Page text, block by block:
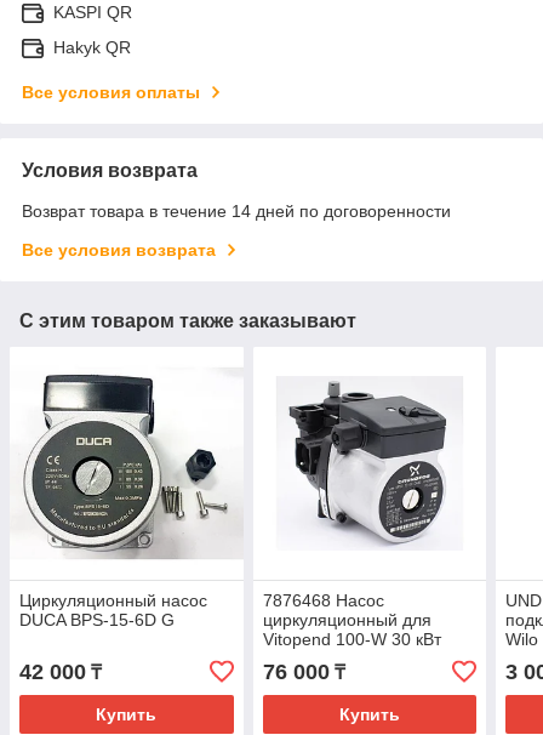
KASPI QR
Hakyk QR
Все условия оплаты
Условия возврата
Возврат товара в течение 14 дней по договоренности
Все условия возврата
С этим товаром также заказывают
Циркуляционный насос
DUCA BPS-15-6D G
42 000 ₸
Купить
7876468 Насос
циркуляционный для
Vitopend 100-W 30 кВт
76 000₸
Купить
Wilo
3